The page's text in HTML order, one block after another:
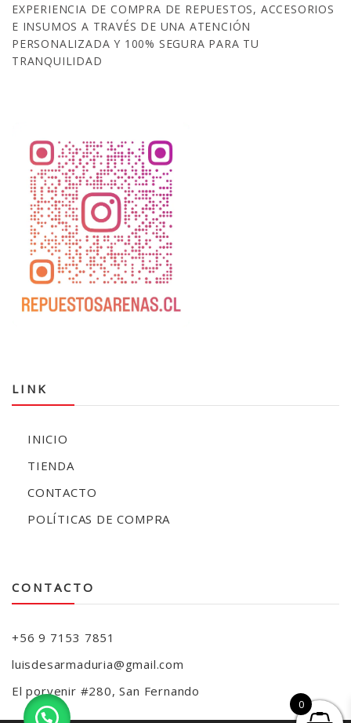
EXPERIENCIA DE COMPRA DE REPUESTOS, ACCESORIOS
E INSUMOS A TRAVÉS DE UNA ATENCIÓN
PERSONALIZADA Y 100% SEGURA PARA TU
TRANQUILIDAD
LINK
INICIO
TIENDA
CONTACTO
POLÍTICAS DE COMPRA
CONTACTO
+56 9 7153 7851
luisdesarmaduria@gmail.com
El porvenir #280, San Fernando
0